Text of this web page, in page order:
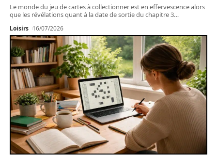
Le monde du jeu de cartes à collectionner est en effervescence alors
que les révélations quant à la date de sortie du chapitre 3…
Loisirs 16/07/2026